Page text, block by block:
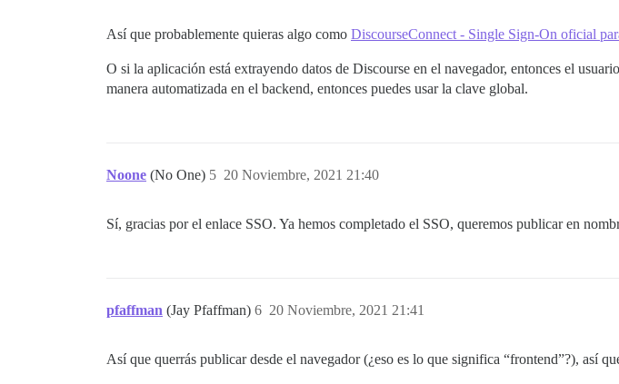
Así que probablemente quieras algo como DiscourseConnect - Single Sign-On oficial
O si la aplicación está extrayendo datos de Discourse en el navegador, entonces el
manera automatizada en el backend, entonces puedes usar la clave global.
Noone (No One) 20 Noviembre, 2021 21:40
5
Sí, gracias por el enlace SSO. Ya hemos completado el SSO, queremos publicar en
pfaffman (Jay Pfaffman) 20 Noviembre, 2021 21:41
6
Así que querrás publicar desde el navegador (¿eso es lo que significa “frontend”?), así